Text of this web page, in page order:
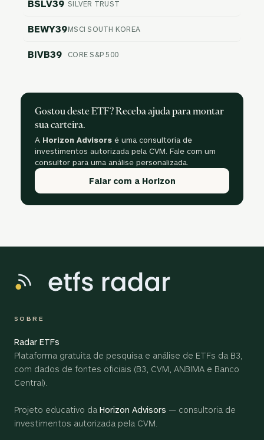
BSLV39 SILVER TRUST
BEWY39MSCI SOUTH KOREA
BIVB39 CORE S&P 500
Gostou deste ETF? Receba ajuda para montar
sua carteira.
A Horizon Advisors é uma consultoria de
investimentos autorizada pela CVM. Fale com um
consultor para uma análise personalizada.
Falar com a Horizon
SOBRE
Radar ETFs
Plataforma gratuita de pesquisa e análise de ETFs da B3,
com dados de fontes oficiais (B3, CVM, ANBIMA e Banco
Central).
Projeto educativo da Horizon Advisors — consultoria de
investimentos autorizada pela CVM.